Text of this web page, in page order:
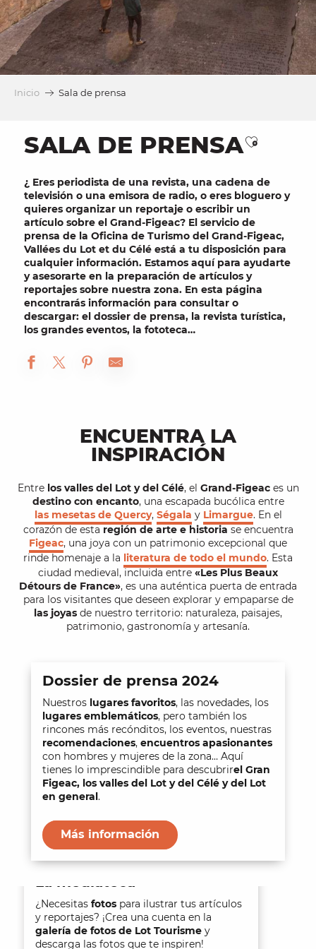
Inicio Sala de prensa
SALA DE PRENSAAjouter
¿ Eres periodista de una revista, una cadena de
televisión o una emisora de radio, o eres bloguero y
quieres organizar un reportaje o escribir un
artículo sobre el Grand-Figeac? El servicio de
prensa de la Oficina de Turismo del Grand-Figeac,
Vallées du Lot et du Célé está a tu disposición para
cualquier información. Estamos aquí para ayudarte
y asesorarte en la preparación de artículos y
reportajes sobre nuestra zona. En esta página
encontrarás información para consultar o
descargar: el dossier de prensa, la revista turística,
los grandes eventos, la fototeca…
ENCUENTRA LA
INSPIRACIÓN
Entre los valles del Lot y del Célé, el Grand-Figeaces un
destino con encanto, una escapada bucólica entre
las mesetas de Quercy, Ségala y Limargue. En el
corazón de esta región de arte e historia se encuentra
Figeac, una joya con un patrimonio excepcional que
rinde homenaje a la literatura de todo el mundo. Esta
ciudad medieval, incluida entre «Les Plus Beaux
Détours de France», es una auténtica puerta de entrada
para los visitantes que deseen explorar y empaparse de
las joyas de nuestro territorio: naturaleza, paisajes,
patrimonio, gastronomía y artesanía.
Dossier de prensa 2024
Nuestros lugares favoritos, las novedades, los
lugares emblemáticos, pero también los
rincones más recónditos, los eventos, nuestras
recomendaciones, encuentros apasionantes
con hombres y mujeres de la zona… Aquí
tienes lo imprescindible para descubrirel Gran
Figeac, los valles del Lot y del Célé y del Lot
en general.
Más información
¿Necesitas fotos para ilustrar tus artículos
y reportajes? ¡Crea una cuenta en la
galería de fotos de Lot Tourisme y
descarga las fotos que te inspiren!